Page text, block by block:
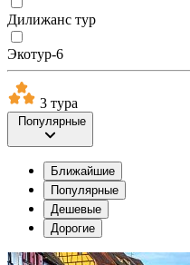
Дилижанс тур
Экотур-6
3 тура
Популярные
Ближайшие
Популярные
Дешевые
Дорогие